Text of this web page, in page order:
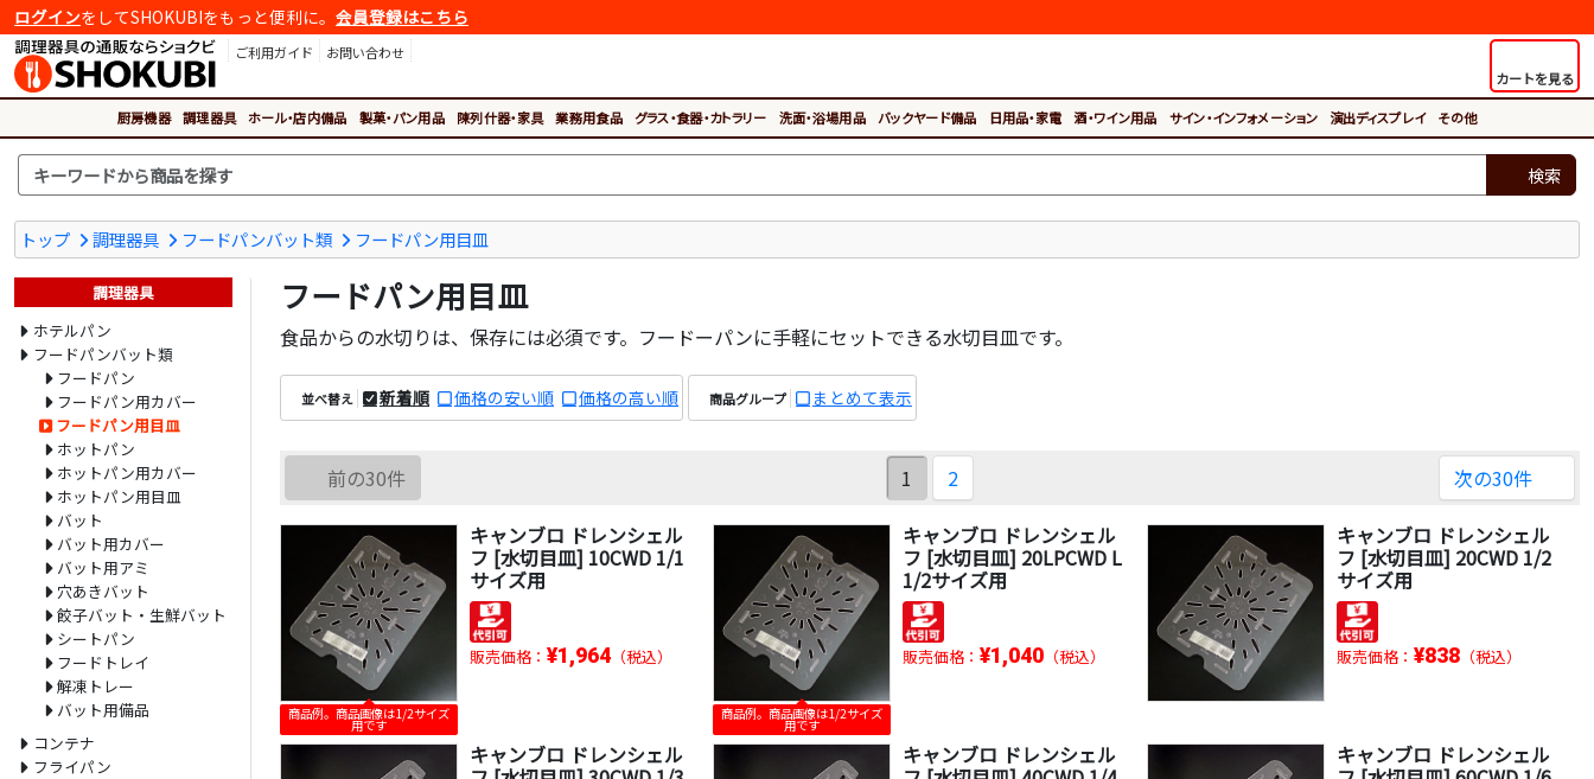
ログインをしてSHOKUBIをもっと便利に。 会員登録はこちら
ご利用ガイド
お問い合わせ
カートを見る
厨房機器 調理器具 ホール・店内備品 製菓・パン用品 陳列什器・家具 業務用食品 グラス・食器・カトラリー 洗面・浴場用品 バックヤード備品 日用品・家電 酒・ワイン用品 サイン・インフォメーション 演出ディスプレイ その他
検索
トップ 調理器具 フードパンバット類 フードパン用目皿
フードパン用目皿
食品からの水切りは、保存には必須です。フードーパンに手軽にセットできる水切目皿です。
並べ替え 新着順 価格の安い順 価格の高い順 商品グループ まとめて表示
前の30件 1 2 次の30件
商品例。商品画像は1/2サイズ
用です
キャンブロ ドレンシェル
フ [水切目皿] 10CWD 1/1
サイズ用
販売価格： ¥1,964 （税込）
商品例。商品画像は1/2サイズ
用です
キャンブロ ドレンシェル
フ [水切目皿] 20LPCWD L
1/2サイズ用
販売価格：¥1,040 （税込）
キャンブロ ドレンシェル
フ [水切目皿] 20CWD 1/2
サイズ用
販売価格： ¥838（税込）
キャンブロ ドレンシェル キャンブロ ドレンシェル キャンブロ ドレンシェル
調理器具
ホテルパン
フードパンバット類
フードパン
フードパン用カバー
フードパン用目皿
ホットパン
ホットパン用カバー
ホットパン用目皿
バット
バット用カバー
バット用アミ
穴あきバット
餃子バット・生鮮バット
シートパン
フードトレイ
解凍トレー
バット用備品
コンテナ
フライパン